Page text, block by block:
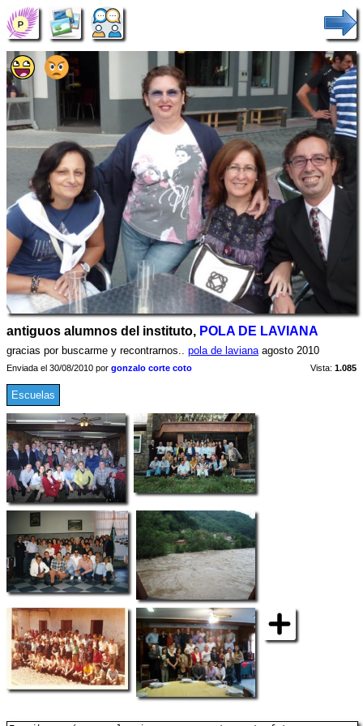
antiguos alumnos del instituto, POLA DE LAVIANA
gracias por buscarme y recontrarnos.. pola de lavianaagosto 2010
Enviada el 30/08/2010 por gonzalo corte coto Vista: 1.085
Escuelas